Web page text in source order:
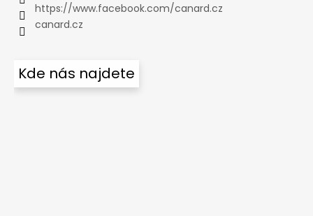
https://www.facebook.com/canard.cz
canard.cz
Kde nás najdete